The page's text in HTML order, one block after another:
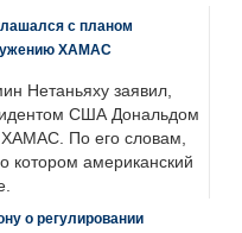
с планом
ХАМАС
Нетаньяху заявил,
США Дональдом
По его словам,
котором американский
о регулировании